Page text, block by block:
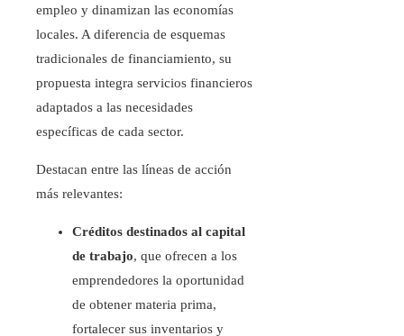
empleo y dinamizan las economías
locales. A diferencia de esquemas
tradicionales de financiamiento, su
propuesta integra servicios financieros
adaptados a las necesidades
específicas de cada sector.
Destacan entre las líneas de acción
más relevantes:
Créditos destinados al capital
de trabajo, que ofrecen a los
emprendedores la oportunidad
de obtener materia prima,
fortalecer sus inventarios y